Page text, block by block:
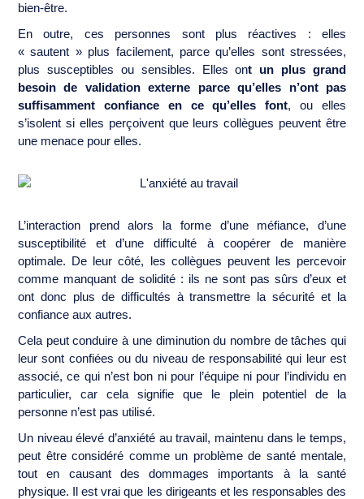
bien-être.
En outre, ces personnes sont plus réactives : elles
« sautent » plus facilement, parce qu’elles sont stressées,
plus susceptibles ou sensibles. Elles ont un plus grand
besoin de validation externe parce qu’elles n’ont pas
suffisamment confiance en ce qu’elles font, ou elles
s’isolent si elles perçoivent que leurs collègues peuvent être
une menace pour elles.
L’interaction prend alors la forme d’une méfiance, d’une
susceptibilité et d’une difficulté à coopérer de manière
optimale. De leur côté, les collègues peuvent les percevoir
comme manquant de solidité : ils ne sont pas sûrs d’eux et
ont donc plus de difficultés à transmettre la sécurité et la
confiance aux autres.
Cela peut conduire à une diminution du nombre de tâches qui
leur sont confiées ou du niveau de responsabilité qui leur est
associé, ce qui n’est bon ni pour l’équipe ni pour l’individu en
particulier, car cela signifie que le plein potentiel de la
personne n’est pas utilisé.
Un niveau élevé d’anxiété au travail, maintenu dans le temps,
peut être considéré comme un problème de santé mentale,
tout en causant des dommages importants à la santé
physique. Il est vrai que les dirigeants et les responsables des